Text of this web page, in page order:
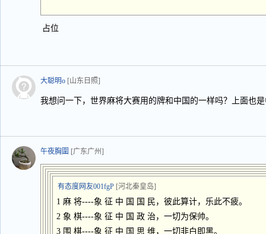
占位
大聪明o [山东日照]
我想问一下，世界麻将大赛用的牌和中国的一样吗？上面也
午夜胸圍 [广东广州]
有态度网友001fgP [河北秦皇岛]
1 麻 将----象 征 中 国 国 民，彼此算计，乐此不疲。
2 象 棋----象 征 中 国 政 治，一切为保帅。
3 围 棋----象 征 中 国 思 维，一切非白即黑。